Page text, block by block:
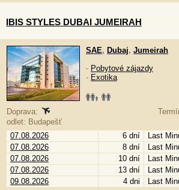
IBIS STYLES DUBAI JUMEIRAH
SAE, Dubaj, Jumeirah
- Pobytové zájazdy
- Exotika
Doprava:
odlet: Budapešť
07.08.2026
6 dní
Last
07.08.2026
8 dní
Last
07.08.2026
10 dní
Last
07.08.2026
13 dní
Last
09.08.2026
4 dni Last